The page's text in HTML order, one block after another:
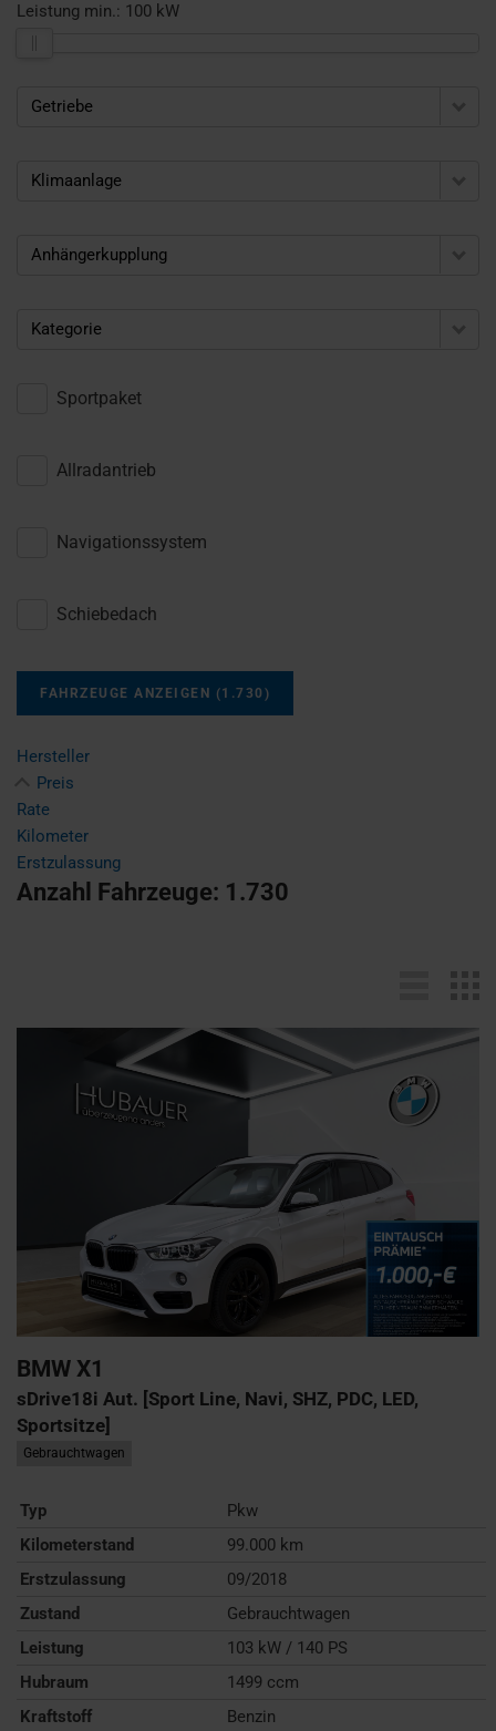
Leistung min.: 100 kW
Getriebe
Klimaanlage
Anhängerkupplung
Kategorie
Sportpaket
Allradantrieb
Navigationssystem
Schiebedach
FAHRZEUGE ANZEIGEN (1.730 )
Hersteller
Preis
Rate
Kilometer
Erstzulassung
Anzahl Fahrzeuge: 1.730
BMW X1
sDrive18i Aut. [Sport Line, Navi, SHZ, PDC, LED,
Sportsitze]
Gebrauchtwagen
Typ
Pkw
Kilometerstand
99.000 km
Erstzulassung
09/2018
Zustand
Gebrauchtwagen
Leistung
103 kW / 140 PS
Hubraum
1499 ccm
Kraftstoff
Benzin